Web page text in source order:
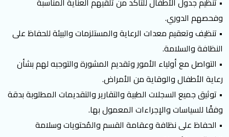
وفحصهم الدوري.
• تنظيف وتعقيم معدات الرعاية والمستلزمات والبيئة للحفاظ على
النظافة والسلامة.
• التواصل مع أولياء الأمور وتقديم المشورة والتوجيه لهم بشأن
رعاية الأطفال والوقاية من الأمراض.
• توثيق جميع السجلات الطبية والتقارير والتقديمات المطلوبة بدقة
وفقًا للسياسات والإجراءات المعمول بها.
• الحفاظ على نظافة وعقامة القسم والمُحتويات وسلامة